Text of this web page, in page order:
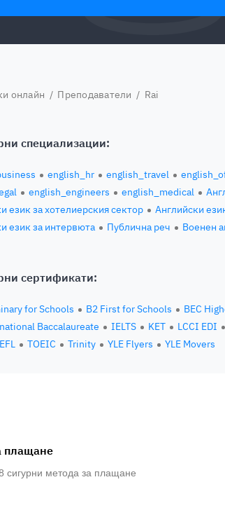
онлайн / Преподаватели / Rai
специализации:
english_hr english_travel
english_engineers english_medical
език за хотелиерския сектор
Английски
език за интервюта
Публична реч Военен
сертификати:
for Schools B2 First for Schools BEC
Baccalaureate
IELTS KET LCCI EDI
TOEIC Trinity YLE Flyers YLE Movers
плащане
сигурни метода за плащане